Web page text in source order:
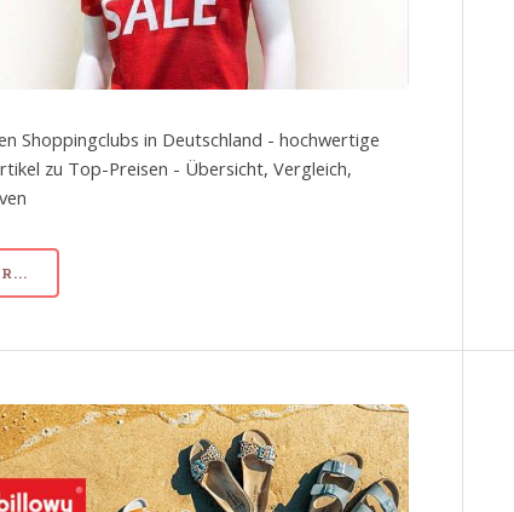
Shoppingclubs in Deutschland - hochwertige
zu Top-Preisen - Übersicht, Vergleich,